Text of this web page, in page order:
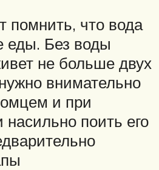
помнить, что вода
еды. Без воды
не больше двух
внимательно
и при
поить его